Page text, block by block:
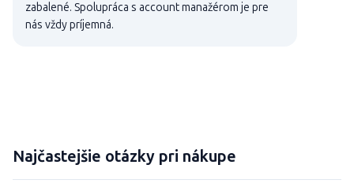
zabalené. Spolupráca s account manažérom je pre
nás vždy príjemná.
Najčastejšie otázky pri nákupe